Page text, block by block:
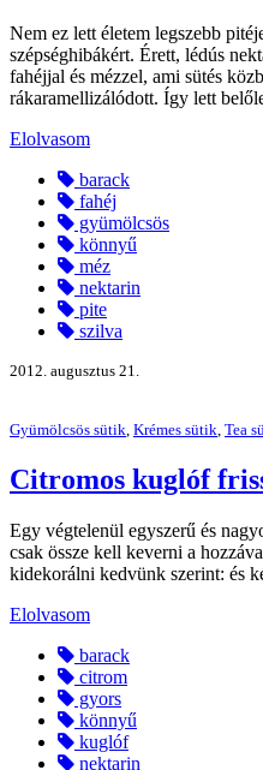
Nem ez lett életem legszebb
szépséghibákért. Érett, lédús
fahéjjal és mézzel, ami sütés
rákaramellizálódott. Így lett
Elolvasom
barack
fahéj
gyümölcsös
könnyű
méz
nektarin
pite
szilva
2012. augusztus 21.
Gyümölcsös sütik, Krémes sütik, Tea
Citromos kuglóf
Egy végtelenül egyszerű és
csak össze kell keverni a
kidekorálni kedvünk szerint: és
Elolvasom
barack
citrom
gyors
könnyű
kuglóf
nektarin